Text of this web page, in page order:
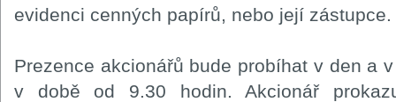
evidenci cenných papírů, nebo její zástupce.
Prezence akcionářů bude probíhat v den a
v době od 9.30 hodin. Akcionář